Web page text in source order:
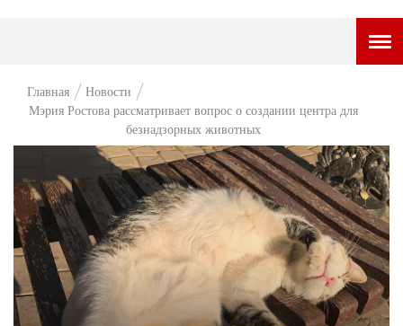
НОВОСТИ
ВОПРОС НЕДЕЛИ
ПРЕМЬЕРА
ТАМ И ТУТ
СТИЛЬ ЖИЗНИ
ХАЙП
Главная
Новости
Мэрия Ростова рассматривает вопрос о создании центра для
безнадзорных животных